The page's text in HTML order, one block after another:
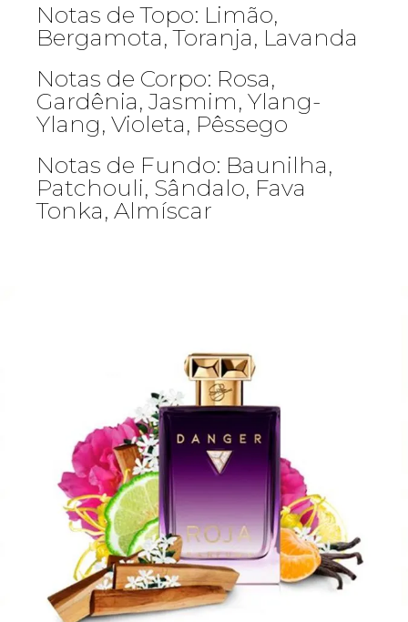
Notas de Topo: Limão,
Bergamota, Toranja, Lavanda
Notas de Corpo: Rosa,
Gardênia, Jasmim, Ylang-
Ylang, Violeta, Pêssego
Notas de Fundo: Baunilha,
Patchouli, Sândalo, Fava
Tonka, Almíscar